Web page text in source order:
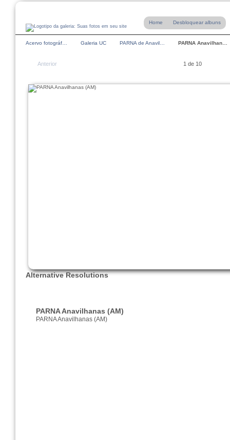
Home Desbloquear albuns
Acervo fotográf… Galeria UC PARNA de Anavil… PARNA Anavilhan…
Anterior 1 de 10
Alternative Resolutions
PARNA Anavilhanas (AM)
PARNA Anavilhanas (AM)